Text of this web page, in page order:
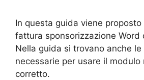
In questa guida viene
fattura sponsorizzazione Word
Nella guida si trovano anche
necessarie per usare il modulo
corretto.